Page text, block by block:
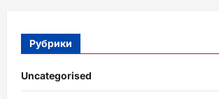
Рубрики
Uncategorised